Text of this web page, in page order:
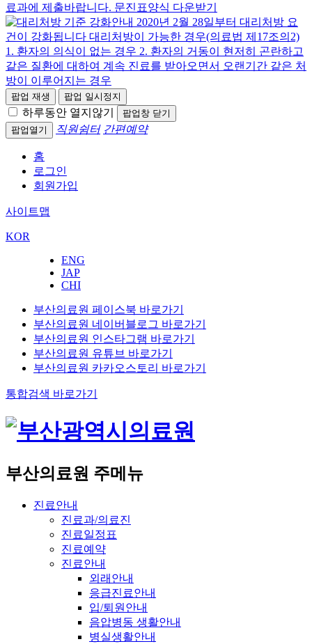
팝업 재생 팝업 일시정지
하루동안 열지않기
팝업창 닫기
팝업열기
직원쉼터 간편예약
홈
로그인
회원가입
사이트맵
KOR
ENG
JAP
CHI
부산의료원 페이스북 바로가기
부산의료원 네이버블로그 바로가기
부산의료원 인스타그램 바로가기
부산의료원 유튜브 바로가기
부산의료원 카카오스토리 바로가기
통합검색 바로가기
부산의료원 주메뉴
진료안내
진료과/의료진
진료일정표
진료예약
진료안내
외래안내
응급진료안내
입/퇴원안내
음압병동 생활안내
병실생활안내